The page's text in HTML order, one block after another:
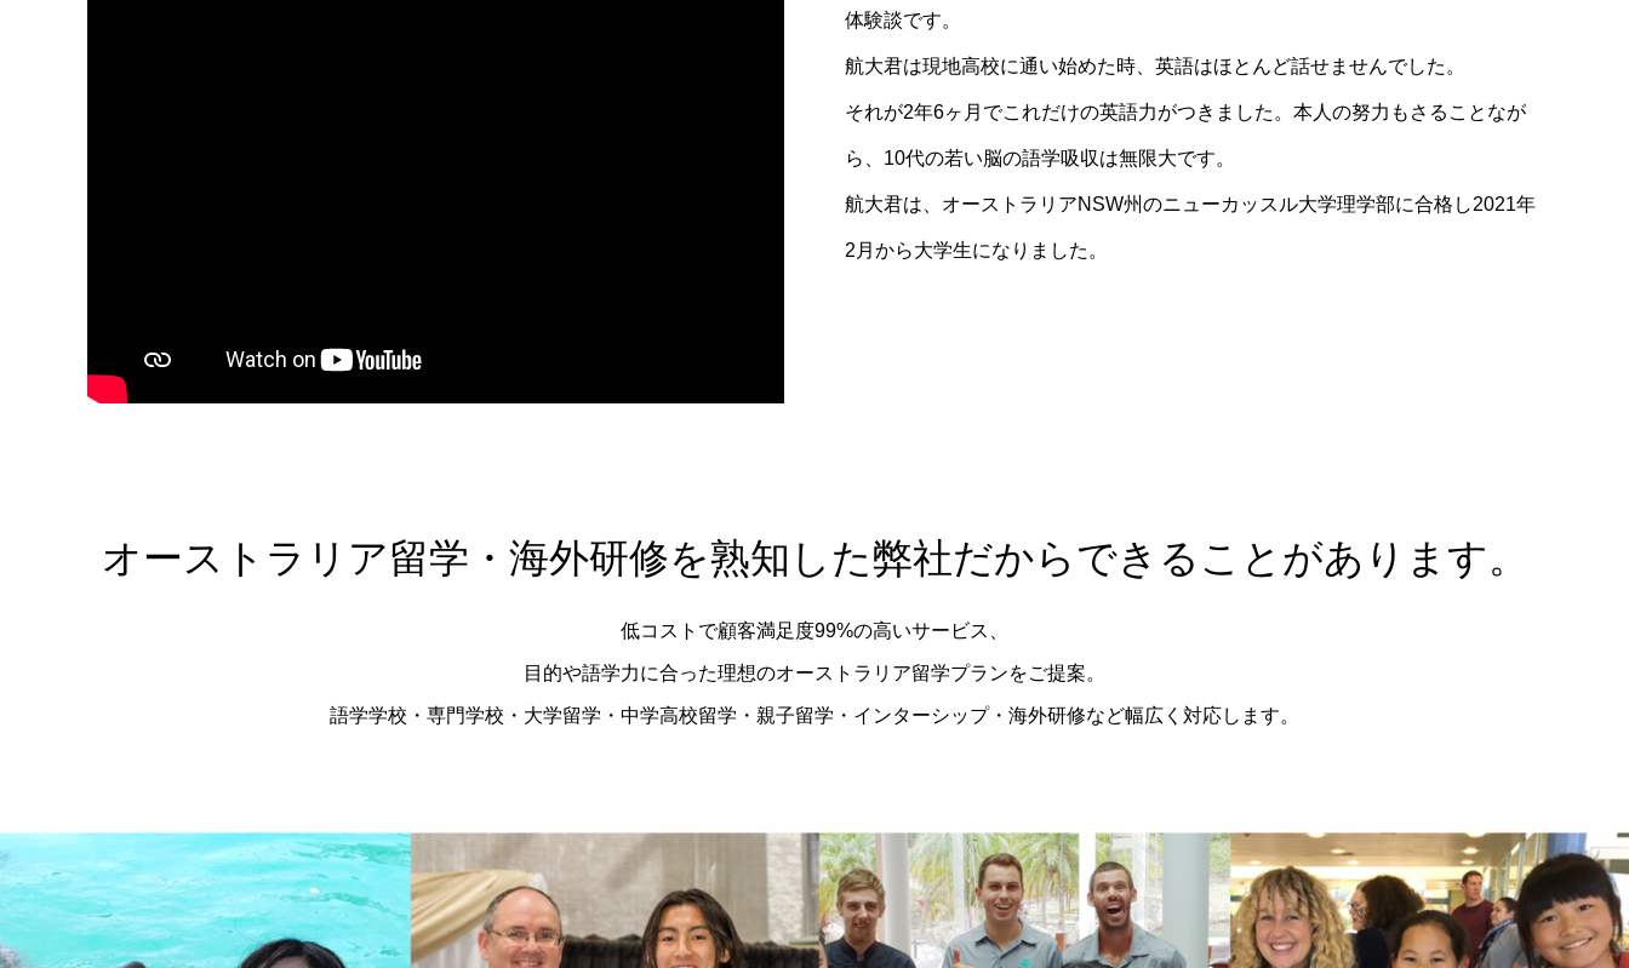
体験談です。
航大君は現地高校に通い始めた時、英語はほとんど話せませんでした。
それが2年6ヶ月でこれだけの英語力がつきました。本人の努力もさることなが
ら、10代の若い脳の語学吸収は無限大です。
航大君は、オーストラリアNSW州のニューカッスル大学理学部に合格し2021年
2月から大学生になりました。
オーストラリア留学・海外研修を熟知した弊社だからできることがあります。
低コストで顧客満足度99%の高いサービス、
目的や語学力に合った理想のオーストラリア留学プランをご提案。
語学学校・専門学校・大学留学・中学高校留学・親子留学・インターシップ・海外研修など幅広く対応します。